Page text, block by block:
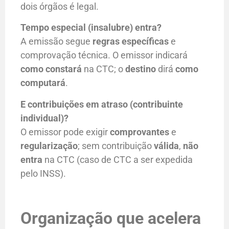
dois órgãos é legal.
Tempo especial (insalubre) entra?
A emissão segue regras específicas e
comprovação técnica. O emissor indicará
como constará na CTC; odestino dirá como
computará.
E contribuições em atraso (contribuinte
individual)?
O emissor pode exigircomprovantes e
regularização; sem contribuiçãoválida, não
entra na CTC (caso de CTC a ser expedida
pelo INSS).
Organização que acelera